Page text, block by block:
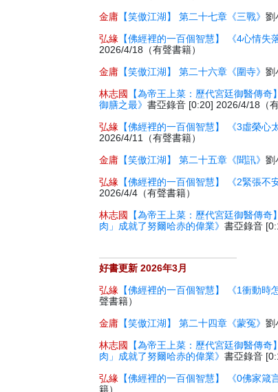
金庸 【笑傲江湖】 第二十七章《三戰》劉
弘緣 【佛經裡的一百個智慧】 《4心情失
2026/4/18（有聲書籍）
金庸 【笑傲江湖】 第二十六章《圍寺》劉
林志國
【為帝王上菜：歷代宮廷御醫傳
御膳之最》書亞錄音 [0:20] 2026/4/18（有
弘緣 【佛經裡的一百個智慧】 《3虛榮心
2026/4/11（有聲書籍）
金庸 【笑傲江湖】 第二十五章《聞訊》劉
弘緣 【佛經裡的一百個智慧】 《2緊張不
2026/4/4（有聲書籍）
林志國
【為帝王上菜：歷代宮廷御醫傳
肉」成就了努爾哈赤的偉業》書亞錄音
好書更新 2026年3月
弘緣 【佛經裡的一百個智慧】 《1衝動時
聲書籍）
金庸 【笑傲江湖】 第二十四章《蒙冤》劉
林志國
【為帝王上菜：歷代宮廷御醫傳
肉」成就了努爾哈赤的偉業》書亞錄音
弘緣 【佛經裡的一百個智慧】 《0佛家箴
籍）